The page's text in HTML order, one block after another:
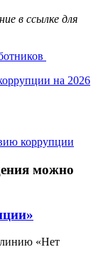
в ссылке для
на 2026
коррупции
можно
«Нет